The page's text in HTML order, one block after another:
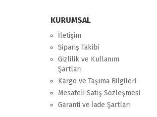
KURUMSAL
İletişim
Sipariş Takibi
Gizlilik ve Kullanım
Şartları
Kargo ve Taşıma Bilgileri
Mesafeli Satış Sözleşmesi
Garanti ve İade Şartları